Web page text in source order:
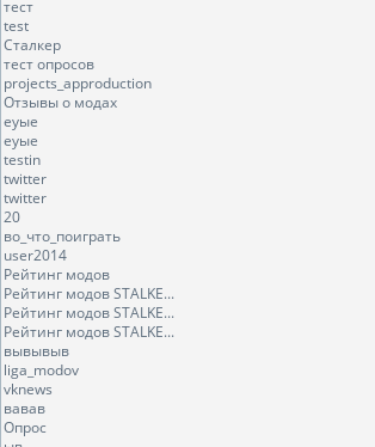
тест
test
Сталкер
тест опросов
projects_approduction
Отзывы о модах
еуые
еуые
testin
twitter
twitter
20
во_что_поиграть
user2014
Рейтинг модов
Рейтинг модов STALKE...
Рейтинг модов STALKE...
Рейтинг модов STALKE...
вывывыв
liga_modov
vknews
вавав
Опрос